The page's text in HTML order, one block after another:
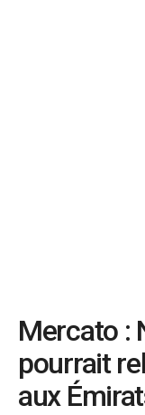
Mercato :
pourrait
aux